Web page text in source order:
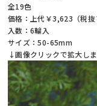
全19色
価格：上代￥3,623（税抜
入数：6輪入
サイズ：50-65mm
↓画像クリックで拡大しま